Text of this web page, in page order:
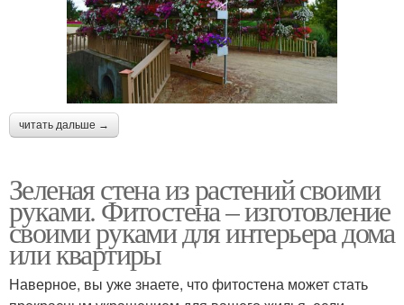
читать дальше →
Зеленая стена из растений своими
руками. Фитостена – изготовление
своими руками для интерьера дома
или квартиры
Наверное, вы уже знаете, что фитостена может стать